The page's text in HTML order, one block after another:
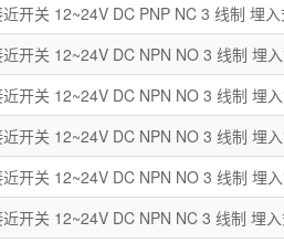
开关 12~24V DC PNP NC 3 线制 埋
开关 12~24V DC NPN NO 3 线制 埋
开关 12~24V DC NPN NO 3 线制 埋
开关 12~24V DC NPN NO 3 线制 埋
开关 12~24V DC NPN NO 3 线制 埋
开关 12~24V DC NPN NC 3 线制 埋